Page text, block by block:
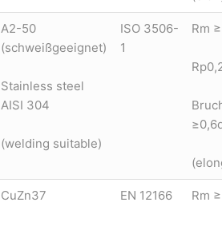
A2-50
(schweißgeeignet)
Stainless steel
AISI 304
(welding suitable)
ISO 3506-
1
Rm
CuZn37 EN 12166 Rm